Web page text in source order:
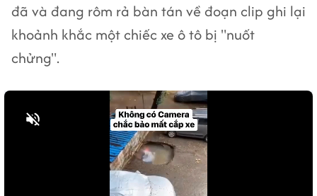
đã và đang rôm rả bàn tán về đoạn clip ghi lại
khoảnh khắc một chiếc xe ô tô bị "nuốt
chửng".